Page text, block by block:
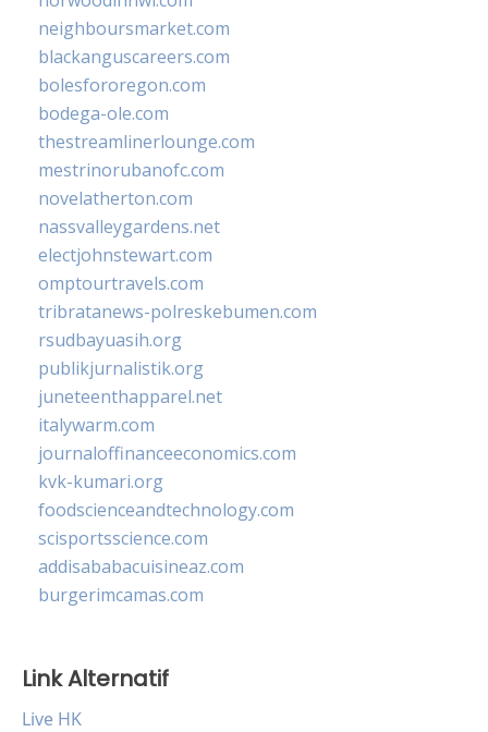
neighboursmarket.com
blackanguscareers.com
bolesfororegon.com
bodega-ole.com
thestreamlinerlounge.com
mestrinorubanofc.com
novelatherton.com
nassvalleygardens.net
electjohnstewart.com
omptourtravels.com
tribratanews-polreskebumen.com
rsudbayuasih.org
publikjurnalistik.org
juneteenthapparel.net
italywarm.com
journaloffinanceeconomics.com
kvk-kumari.org
foodscienceandtechnology.com
scisportsscience.com
addisababacuisineaz.com
burgerimcamas.com
Link Alternatif
Live HK